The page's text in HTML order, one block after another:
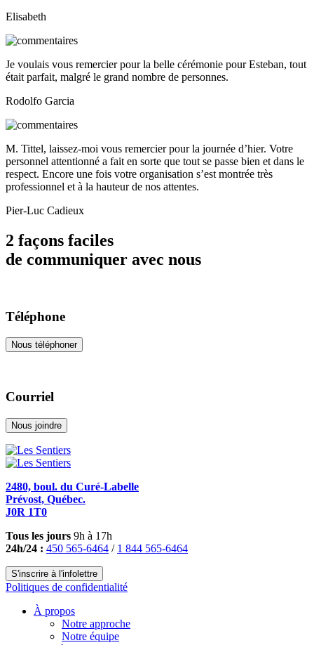
Elisabeth
Je voulais vous remercier pour la belle cérémonie pour Esteban, tout
était parfait, malgré le grand nombre de personnes.
Rodolfo Garcia
M. Tittel, laissez-moi vous remercier pour la journée d’hier. Votre
personnel attentionné a fait en sorte que tout se passe bien et dans le
respect. Encore une fois votre organisation s’est montrée très
professionnel et à la hauteur de nos attentes.
Pier-Luc Cadieux
2 façons faciles
de communiquer avec nous
Téléphone
Nous téléphoner
Courriel
Nous joindre
2480, boul. du Curé-Labelle
Prévost, Québec.
J0R 1T0
Tous les jours 9h à 17h
24h/24 : 450 565-6464 / 1 844 565-6464
S'inscrire à l'infolettre
Politiques de confidentialité
À propos
Notre approche
Notre équipe